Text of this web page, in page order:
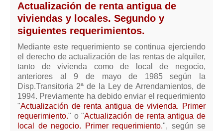
Actualización de renta antigua de
viviendas y locales. Segundo y
siguientes requerimientos.
Mediante este requerimiento se continua ejerciendo
el derecho de actualización de las rentas de alquiler,
tanto de vivienda como de local de negocio,
anteriores al 9 de mayo de 1985 según la
Disp.Transitoria 2ª de la Ley de Arrendamientos, de
1994. Previamente ha debido enviar el requerimiento
"Actualización de renta antigua de vivienda. Primer
requerimiento." o "Actualización de renta antigua de
local de negocio. Primer requerimiento.", según se